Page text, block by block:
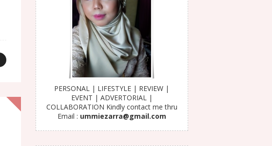
PERSONAL | LIFESTYLE | REVIEW |
EVENT | ADVERTORIAL |
COLLABORATION Kindly contact me thru
Email : ummiezarra@gmail.com